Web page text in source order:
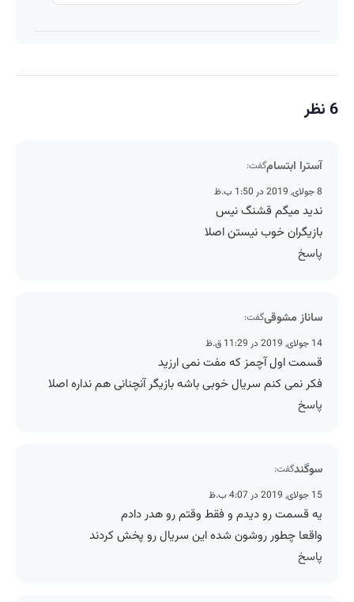
6 نظر
آسترا ابتسامگفت:
8 جولای, 2019 در 1:50 ب.ظ
ندید میگم قشنگ نیس
بازیگران خوب نیستن اصلا
پاسخ
ساناز مشوقیگفت:
14 جولای, 2019 در 11:29 ق.ظ
قسمت اول آچمز که مفت نمی ارزید
فکر نمی کنم سریال خوبی باشه بازیگر آنچنانی هم نداره اصلا
پاسخ
سوگندگفت:
15 جولای, 2019 در 4:07 ب.ظ
یه قسمت رو دیدم و فقط وقتم رو هدر دادم
واقعا چطور روشون شده این سریال رو پخش کردند
پاسخ